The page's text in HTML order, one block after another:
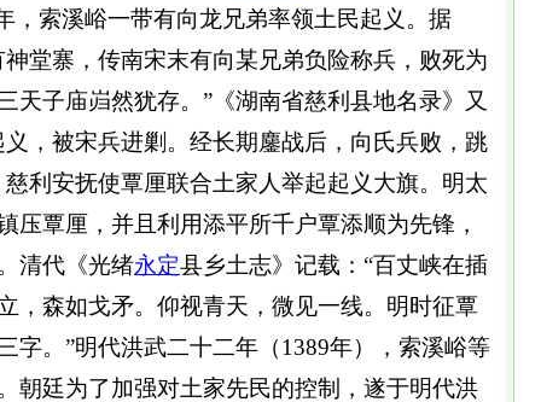
，索溪峪一带有向龙兄弟率领土民起义。据
堂寨，传南宋末有向某兄弟负险称兵，败死为
天子庙岿然犹存。”《湖南省慈利县地名录》又
，被宋兵进剿。经长期鏖战后，向氏兵败，跳
慈利安抚使覃厘联合土家人举起起义大旗。明太
压覃厘，并且利用添平所千户覃添顺为先锋，
清代《光绪永定县乡土志》记载：“百丈峡在插
，森如戈矛。仰视青天，微见一线。明时征覃
字。”明代洪武二十二年（1389年），索溪峪等
朝廷为了加强对土家先民的控制，遂于明代洪